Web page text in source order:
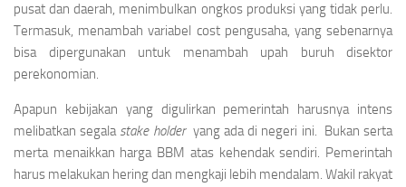
pusat dan daerah, menimbulkan ongkos produksi yang tidak perlu.
Termasuk, menambah variabel cost pengusaha, yang sebenarnya
bisa dipergunakan untuk menambah upah buruh disektor
perekonomian.
Apapun kebijakan yang digulirkan pemerintah harusnya intens
melibatkan segala stake holderyang ada di negeri ini. Bukan serta
merta menaikkan harga BBM atas kehendak sendiri. Pemerintah
harus melakukan hering dan mengkaji lebih mendalam. Wakil rakyat